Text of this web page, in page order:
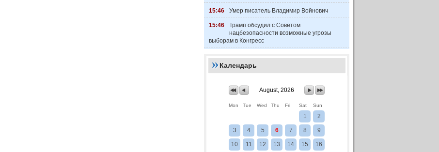
15:46 Умер писатель Владимир Войнович
15:46
Трамп обсудил с Советом
нацбезопасности возможные угрозы
выборам в Конгресс
Календарь
August, 2026
Mon Tue Wed Thu Fri Sat Sun
1 2
3 4 5 6 7 8 9
10 11 12 13 14 15 16